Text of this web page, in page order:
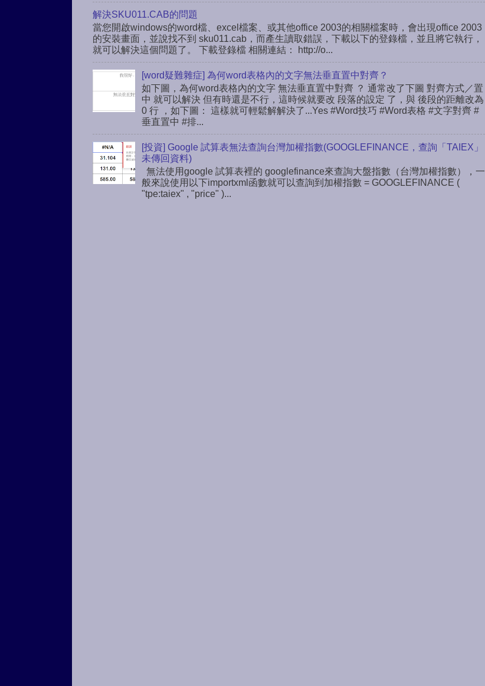
解決SKU011.CAB的問題
當您開啟windows的word檔、excel檔案、或其他office 2003的相關檔案時，會出現office 2003
的安裝畫面，並說找不到 sku011.cab，而產生讀取錯誤，下載以下的登錄檔，並且將它執行，
就可以解決這個問題了。 下載登錄檔 相關連結： http://o...
[word疑難雜症] 為何word表格內的文字無法垂直置中對齊？
如下圖，為何word表格內的文字 無法垂直置中對齊 ？ 通常改了下圖 對齊方式／置
中 就可以解決 但有時還是不行，這時候就要改 段落的設定 了，與 後段的距離改為
0 行 ，如下圖： 這樣就可輕鬆解解決了...Yes #Word技巧 #Word表格 #文字對齊 #
垂直置中 #排...
[投資] Google 試算表無法查詢台灣加權指數(GOOGLEFINANCE，查詢「TAIEX」
未傳回資料)
無法使用google 試算表裡的 googlefinance來查詢大盤指數（台灣加權指數），一
般來說使用以下importxml函數就可以查詢到加權指數 = GOOGLEFINANCE (
"tpe:taiex" , "price" )...